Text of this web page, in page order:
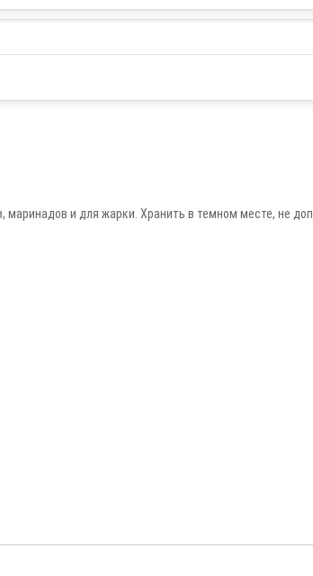
и для жарки. Хранить в темном месте, не